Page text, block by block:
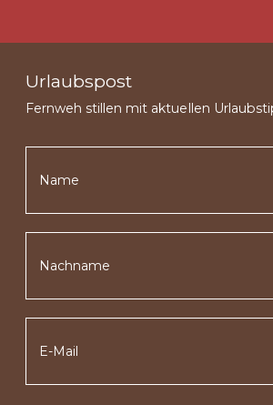
Urlaubspost
Fernweh stillen mit aktuellen